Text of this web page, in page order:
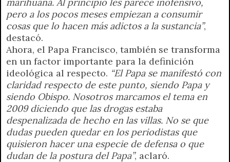
pero a los pocos meses empiezan a consumir
cosas que lo hacen más adictos a la sustancia”,
destacó.
Ahora, el Papa Francisco, también se transforma
en un factor importante para la definición
ideológica al respecto. “El Papa se manifestó con
claridad respecto de este punto, siendo Papa y
siendo Obispo. Nosotros marcamos el tema en
2009 diciendo que las drogas estaba
despenalizada de hecho en las villas. No se que
dudas pueden quedar en los periodistas que
quisieron hacer una especie de defensa o que
dudan de la postura del Papa”, aclaró.